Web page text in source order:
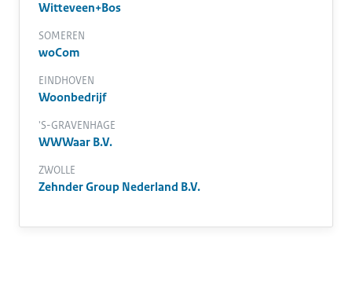
Witteveen+Bos
SOMEREN
woCom
EINDHOVEN
Woonbedrijf
'S-GRAVENHAGE
WWWaar B.V.
ZWOLLE
Zehnder Group Nederland B.V.